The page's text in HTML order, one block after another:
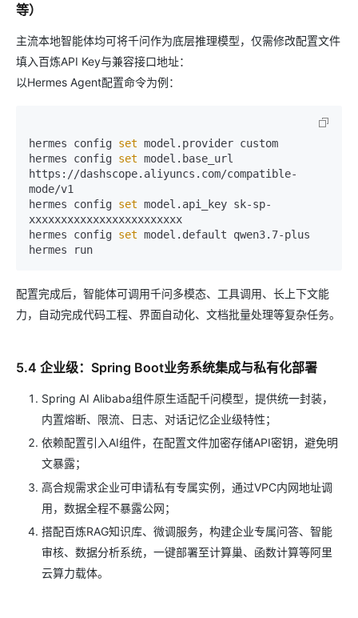
等）
主流本地智能体均可将千问作为底层推理模型，仅需修改配置文件
填入百炼API Key与兼容接口地址：
以Hermes Agent配置命令为例：
hermes config set model.provider custom
hermes config set model.base_url
https://dashscope.aliyuncs.com/compatible-
mode/v1
hermes config set model.api_key sk-sp-
xxxxxxxxxxxxxxxxxxxxxxxx
hermes config set model.default qwen3.7-plus
配置完成后，智能体可调用千问多模态、工具调用、长上下文能
力，自动完成代码工程、界面自动化、文档批量处理等复杂任务。
5.4 企业级：Spring Boot业务系统集成与私有化部署
Spring AI Alibaba组件原生适配千问模型，提供统一封装，
内置熔断、限流、日志、对话记忆企业级特性；
依赖配置引入AI组件，在配置文件加密存储API密钥，避免明
文暴露；
高合规需求企业可申请私有专属实例，通过VPC内网地址调
用，数据全程不暴露公网；
搭配百炼RAG知识库、微调服务，构建企业专属问答、智能
审核、数据分析系统，一键部署至计算巢、函数计算等阿里
云算力载体。